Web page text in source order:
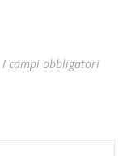
I campi obbligatori